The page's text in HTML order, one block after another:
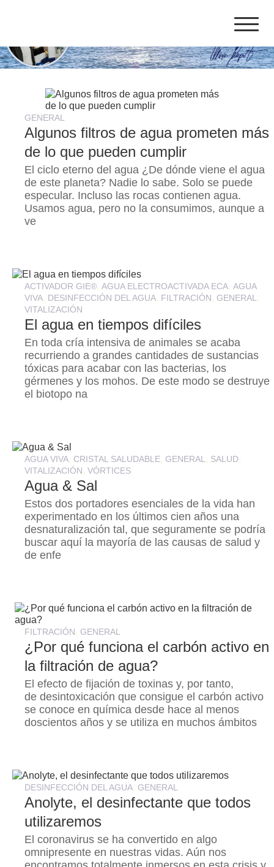
GENERAL
Algunos filtros de agua prometen más
de lo que pueden cumplir
El ciclo eterno del agua ¿De dónde viene el agua
de este planeta? Nadie lo sabe. Solo se puede
especular. Incluso las rocas contienen agua.
Usamos agua, pero no la consumimos, aunque a
ve
ACTIVADOR GIE®,AGUA ELECTROACTIVADA ECA,AGUA
VIVA, DESINFECCIÓN DEL AGUA, FILTRACIÓN, GENERAL ,
VITALIZACIÓN
El agua en tiempos difíciles
En toda cría intensiva de animales se acaba
recurriendo a grandes cantidades de sustancias
tóxicas para acabar con las bacterias, los
gérmenes y los mohos. De este modo se destruye
el biotopo na
AGUA VIVA, CRISTAL SALUDABLE, GENERAL , SALUD,
VITALIZACIÓN,VÓRTICES
Agua & Sal
Estos dos portadores esenciales de la vida han
experimentado en los últimos cien años una
desnaturalización tal, que seguramente se podría
buscar aquí la mayoría de las causas de salud y
de enfe
FILTRACIÓN, GENERAL
¿Por qué funciona el carbón activo en
la filtración de agua?
El efecto de fijación de toxinas y, por tanto,
de desintoxicación que consigue el carbón activo
se conoce en química desde hace al menos
doscientos años y se utiliza en muchos ámbitos
DESINFECCIÓN DEL AGUA, GENERAL
Anolyte, el desinfectante que todos
utilizaremos
El coronavirus se ha convertido en algo
omnipresente en nuestras vidas. Aún nos